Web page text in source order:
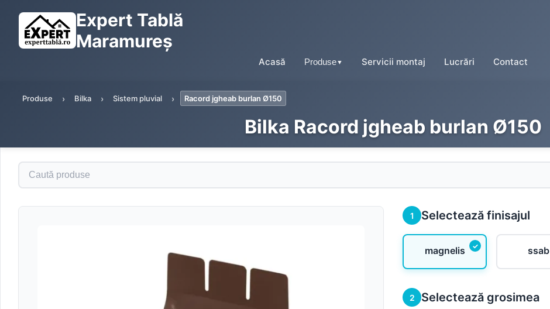
Expert Tablă
Maramureș
Acasă Produse▼
Tablă prefălțuită click
Servicii montaj Lucrări Contact
Produse Bilka Sistem pluvial Racord jgheab burlan Ø150
Bilka Racord jgheab burlan Ø150
Caută produse
1 Selectează finisajul
magnelis ssab
2 Selectează grosimea